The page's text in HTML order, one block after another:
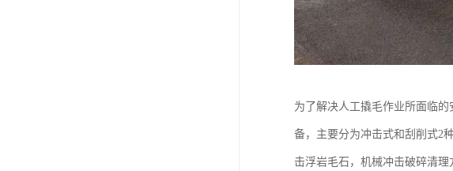
为了解决人工撬毛作业所面临
备，主要分为冲击式和刮削式2
击浮岩毛石，机械冲击破碎清